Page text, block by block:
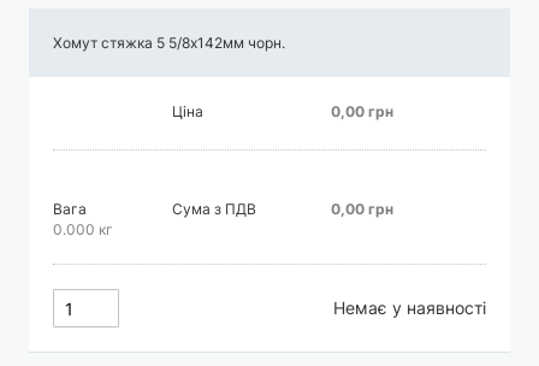
Хомут стяжка 5 5/8х142мм чорн.
Ціна 0,00 грн
Вага
0.000 кг
Сума з ПДВ 0,00 грн
Немає у наявності